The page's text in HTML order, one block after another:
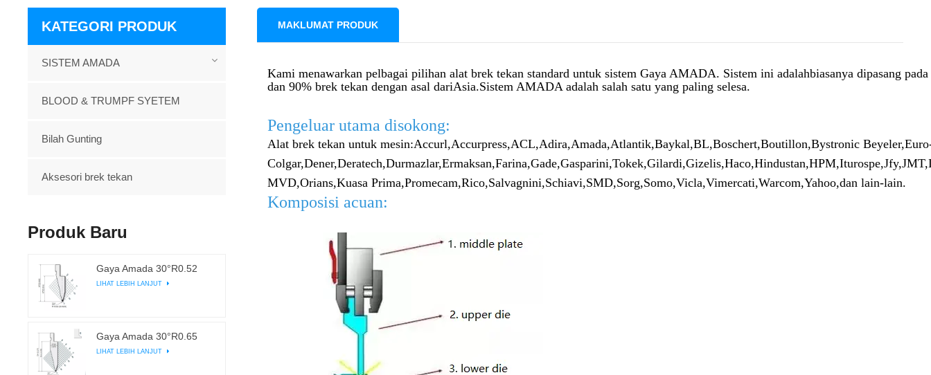
MAKLUMAT PRODUK
Kami menawarkan pelbagai pilihan alat brek tekan standard untuk sistem Gaya AMADA. Sistem ini adalahbiasanya dipasang
dan 90% brek tekan dengan asal dariAsia.Sistem AMADA adalah salah satu yang paling selesa.
Pengeluar utama disokong:
Alat brek tekan untuk mesin:Accurl,Accurpress,ACL,Adira,Amada,Atlantik,Baykal,BL,Boschert,Boutillon,Bystronic Beyeler,
Colgar,Dener,Deratech,Durmazlar,Ermaksan,Farina,Gade,Gasparini,Tokek,Gilardi,Gizelis,Haco,Hindustan,HPM,Iturospe,Jfy,JMT,
MVD,Orians,Kuasa Prima,Promecam,Rico,Salvagnini,Schiavi,SMD,Sorg,Somo,Vicla,Vimercati,Warcom,Yahoo,dan lain-lain.
Komposisi acuan:
KATEGORI PRODUK
SISTEM AMADA
BLOOD & TRUMPF SYETEM
Bilah Gunting
Aksesori brek tekan
Produk Baru
Gaya Amada 30°R0.52
LIHAT LEBIH LANJUT
Gaya Amada 30°R0.65
LIHAT LEBIH LANJUT